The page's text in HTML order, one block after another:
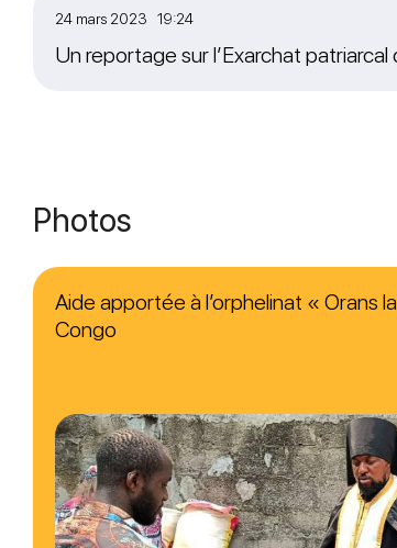
24 mars 2023 19:24
Un reportage sur l’Exarchat patriarcal
Photos
Aide apportée à l’orphelinat « Orans
Congo